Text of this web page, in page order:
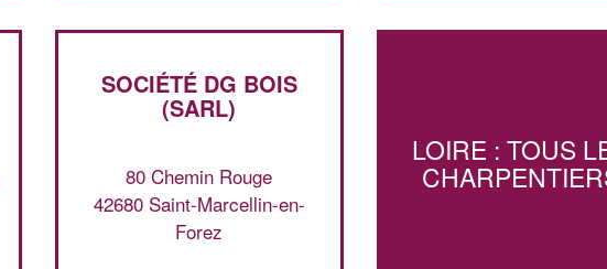
SOCIÉTÉ DG BOIS
(SARL)
80 Chemin Rouge
42680 Saint-Marcellin-en-
Forez
LOIRE : TOUS